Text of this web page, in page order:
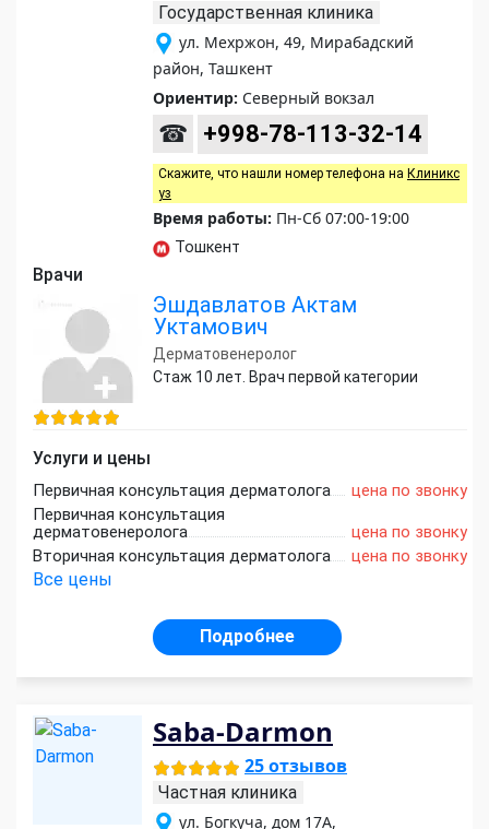
Государственная клиника
ул. Мехржон, 49, Мирабадский
район, Ташкент
Ориентир: Северный вокзал
☎ +998-78-113-32-14
Скажите, что нашли номер телефона на Клиникс
уз
Время работы: Пн-Сб 07:00-19:00
Тошкент
Врачи
Эшдавлатов Актам
Уктамович
Дерматовенеролог
Стаж 10 лет. Врач первой категории
Услуги и цены
Первичная консультация дерматолога
цена по звонку
Первичная консультация
дерматовенеролога
цена по звонку
Вторичная консультация дерматолога
цена по звонку
Все цены
Подробнее
Saba-Darmon
25 отзывов
Частная клиника
ул. Богкуча, дом 17А,